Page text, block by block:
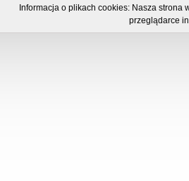
Informacja o plikach cookies: Nasza strona
przeglądarce